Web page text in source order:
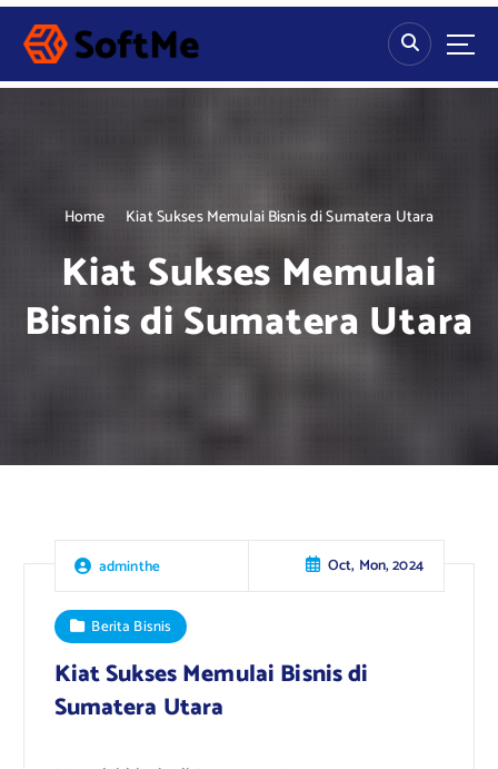
S
p
Home Kiat Sukses Memulai Bisnis di Sumatera Utara
Kiat Sukses Memulai
Bisnis di Sumatera Utara
adminthe Oct, Mon, 2024
Berita Bisnis
Kiat Sukses Memulai Bisnis di
Sumatera Utara